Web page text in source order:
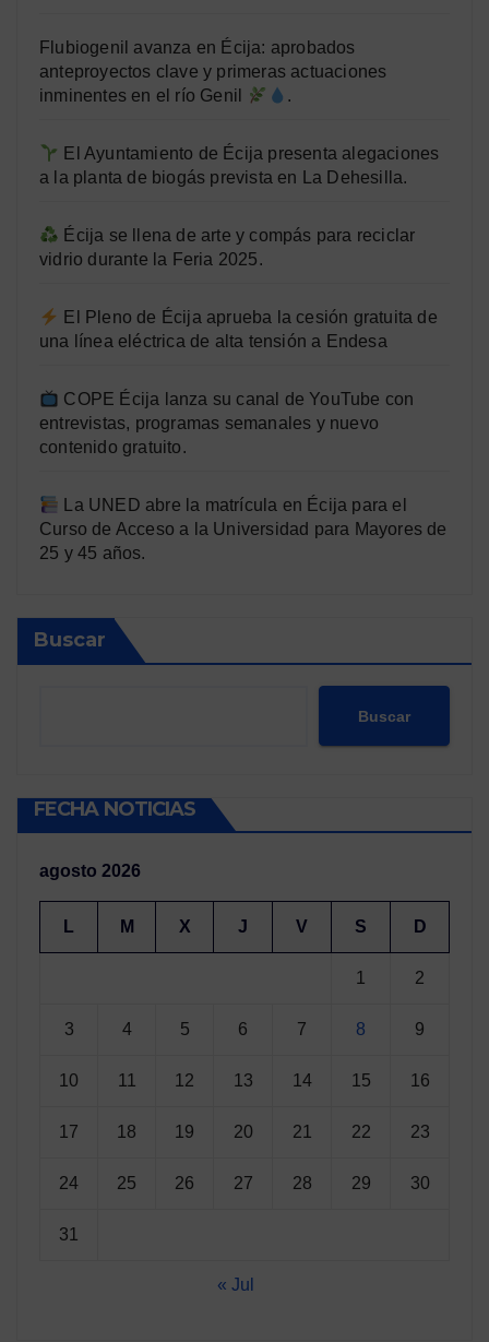
Flubiogenil avanza en Écija: aprobados
anteproyectos clave y primeras actuaciones
inminentes en el río Genil
.
El Ayuntamiento de Écija presenta alegaciones
a la planta de biogás prevista en La Dehesilla.
Écija se llena de arte y compás para reciclar
vidrio durante la Feria 2025.
El Pleno de Écija aprueba la cesión gratuita de
una línea eléctrica de alta tensión a Endesa
COPE Écija lanza su canal de YouTube con
entrevistas, programas semanales y nuevo
contenido gratuito.
La UNED abre la matrícula en Écija para el
Curso de Acceso a la Universidad para Mayores de
25 y 45 años.
Buscar
Buscar
FECHA NOTICIAS
agosto 2026
L M X J V S D
1 2
3 4 5 6 7 8 9
10 11 12 13 14 15 16
17 18 19 20 21 22 23
24 25 26 27 28 29 30
31
« Jul